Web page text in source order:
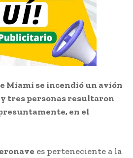
Miami se incendió un avión
tres personas resultaron
en el
es perteneciente a la